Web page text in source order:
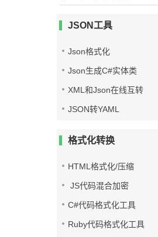
JSON工具
Json格式化
Json生成C#实体类
XML和Json在线互转
JSON转YAML
格式化转换
HTML格式化/压缩
JS代码混合加密
C#代码格式化工具
Ruby代码格式化工具